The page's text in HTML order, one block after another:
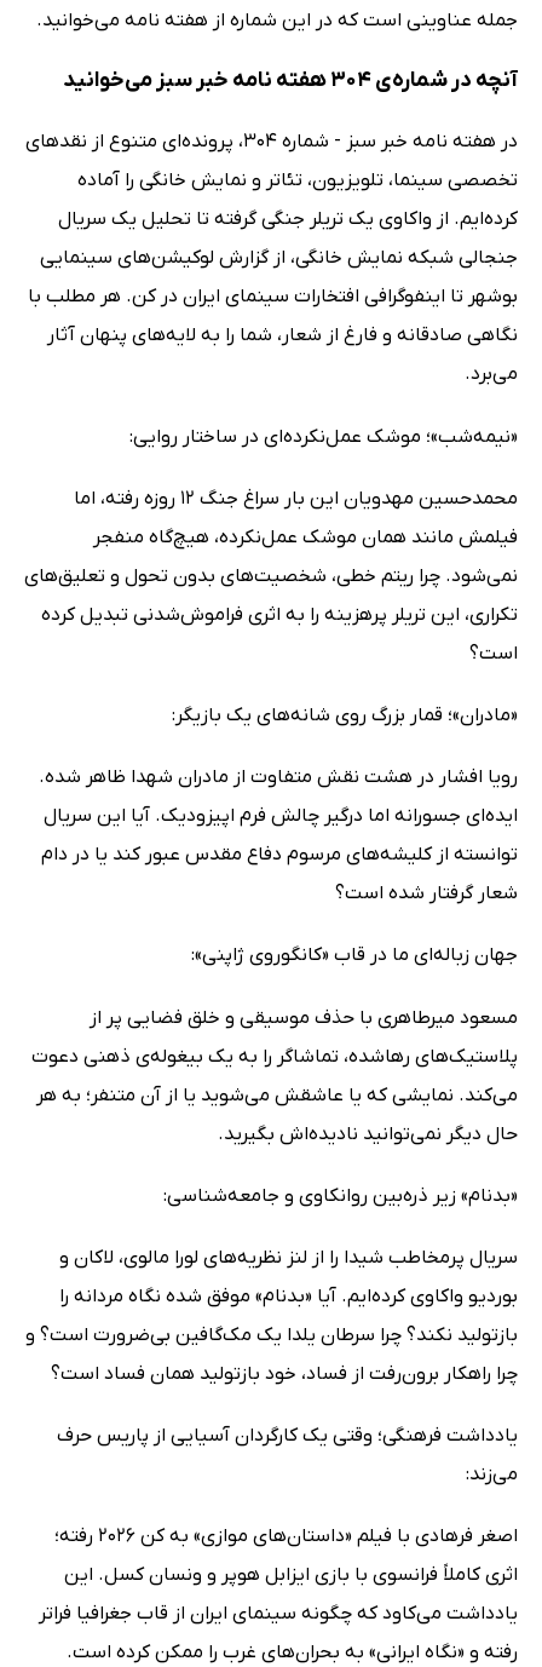
جمله عناوینی است که در این شماره از هفته نامه می‌خوانید.
آنچه در شماره‌ی 304 هفته نامه خبر سبز می‌خوانید
در هفته نامه خبر سبز - شماره 304، پرونده‌ای متنوع از نقدهای
تخصصی سینما، تلویزیون، تئاتر و نمایش خانگی را آماده
کرده‌ایم. از واکاوی یک تریلر جنگی گرفته تا تحلیل یک سریال
جنجالی شبکه نمایش خانگی، از گزارش لوکیشن‌های سینمایی
بوشهر تا اینفوگرافی افتخارات سینمای ایران در کن. هر مطلب با
نگاهی صادقانه و فارغ از شعار، شما را به لایه‌های پنهان آثار
می‌برد.
«نیمه‌شب»؛ موشک عمل‌نکرده‌ای در ساختار روایی:
محمدحسین مهدویان این بار سراغ جنگ 12 روزه رفته، اما
فیلمش مانند همان موشک عمل‌نکرده، هیچ‌گاه منفجر
نمی‌شود. چرا ریتم خطی، شخصیت‌های بدون تحول و تعلیق‌های
تکراری، این تریلر پرهزینه را به اثری فراموش‌شدنی تبدیل کرده
است؟
«مادران»؛ قمار بزرگ روی شانه‌های یک بازیگر:
رویا افشار در هشت نقش متفاوت از مادران شهدا ظاهر شده.
ایده‌ای جسورانه اما درگیر چالش فرم اپیزودیک. آیا این سریال
توانسته از کلیشه‌های مرسوم دفاع مقدس عبور کند یا در دام
شعار گرفتار شده است؟
جهان زباله‌ای ما در قاب «کانگوروی ژاپنی»:
مسعود میرطاهری با حذف موسیقی و خلق فضایی پر از
پلاستیک‌های رهاشده، تماشاگر را به یک بیغوله‌ی ذهنی دعوت
می‌کند. نمایشی که یا عاشقش می‌شوید یا از آن متنفر؛ به هر
حال دیگر نمی‌توانید نادیده‌اش بگیرید.
«بدنام» زیر ذره‌بین روانکاوی و جامعه‌شناسی:
سریال پرمخاطب شیدا را از لنز نظریه‌های لورا مالوی، لاکان و
بوردیو واکاوی کرده‌ایم. آیا «بدنام» موفق شده نگاه مردانه را
بازتولید نکند؟ چرا سرطان یلدا یک مک‌گافین بی‌ضرورت است؟ و
چرا راهکار برون‌رفت از فساد، خود بازتولید همان فساد است؟
یادداشت فرهنگی؛ وقتی یک کارگردان آسیایی از پاریس حرف
می‌زند:
اصغر فرهادی با فیلم «داستان‌های موازی» به کن 2026 رفته؛
اثری کاملاً فرانسوی با بازی ایزابل هوپر و ونسان کسل. این
یادداشت می‌کاود که چگونه سینمای ایران از قاب جغرافیا فراتر
رفته و «نگاه ایرانی» به بحران‌های غرب را ممکن کرده است.